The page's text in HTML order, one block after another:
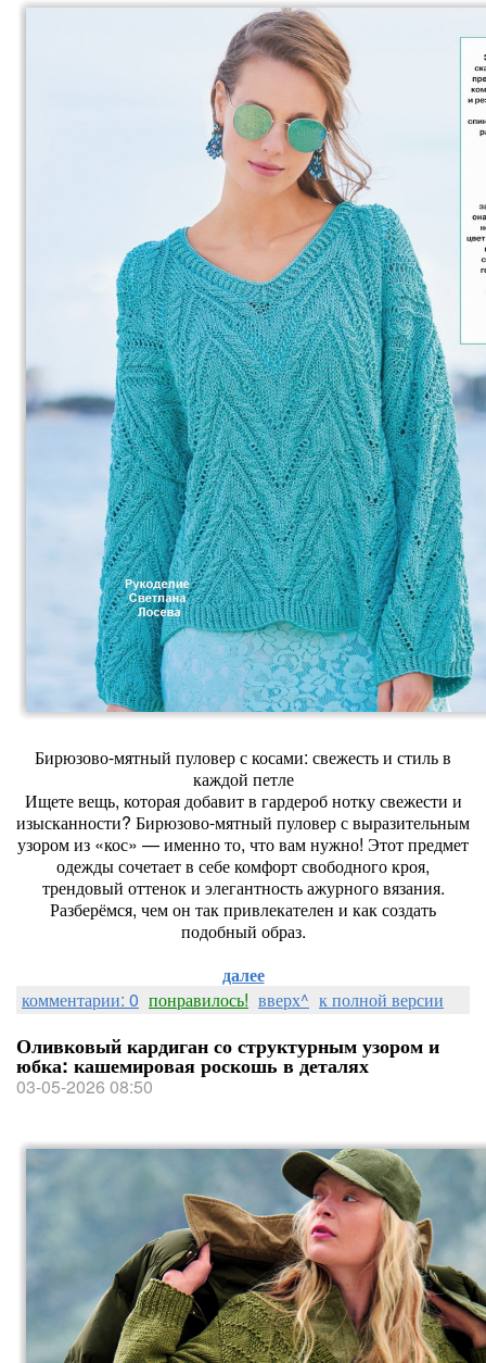
Бирюзово-мятный пуловер с косами: свежесть и стиль в
каждой петле
Ищете вещь, которая добавит в гардероб нотку свежести и
изысканности? Бирюзово-мятный пуловер с выразительным
узором из «кос» — именно то, что вам нужно! Этот предмет
одежды сочетает в себе комфорт свободного кроя,
трендовый оттенок и элегантность ажурного вязания.
Разберёмся, чем он так привлекателен и как создать
подобный образ.
далее
комментарии: 0 понравилось! вверх^ к полной версии
Оливковый кардиган со структурным узором и
юбка: кашемировая роскошь в деталях
03-05-2026 08:50